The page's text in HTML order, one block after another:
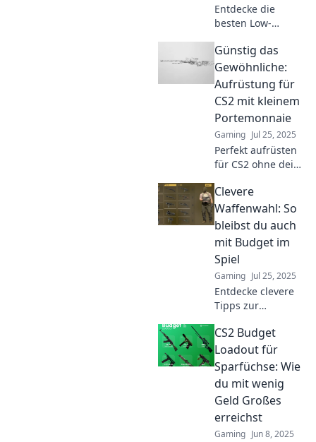
Entdecke die
besten Low-
Ausrüstungen für
CS2! Sparen und
dominieren –
starte jetzt in die
Spielwelt ohne
hohe Kosten!
Günstig das
Gewöhnliche:
Aufrüstung für
CS2 mit kleinem
Portemonnaie
Gaming Jul 25, 2025
Perfekt aufrüsten
für CS2 ohne dein
sprengen!
Entdecke clevere
Tipps für ein
günstiges
Gaming-Erlebnis.
Clevere
Waffenwahl: So
bleibst du auch
mit Budget im
Spiel
Gaming Jul 25, 2025
Entdecke clevere
Tipps zur
spielst du auch
mit kleinem
Budget groß auf
und bleibst im
Game erfolgreich!
CS2 Budget
Loadout für
Sparfüchse: Wie
du mit wenig
Geld Großes
erreichst
Gaming Jun 8, 2025